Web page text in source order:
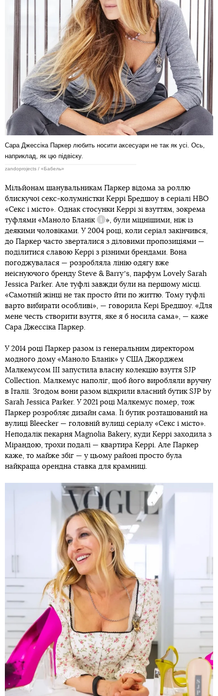
Сара Джессіка Паркер любить носити аксесуари не так як усі. Ось,
наприклад, як цю підвіску.
zandoprojects / «Бабель»
Мільйонам шанувальникам Паркер відома за роллю
блискучої секс-колумністки Керрі Бредшоу в серіалі HBO
«Секс і місто». Однак стосунки Керрі зі взуттям, зокрема
туфлями «Маноло Бланік
Довідка
», були міцнішими, ніж із
деякими чоловіками. У 2004 році, коли серіал закінчився,
до Паркер часто зверталися з діловими пропозиціями —
поділитися славою Керрі з різними брендами. Вона
погоджувалася — розробляла лінію одягу вже
неіснуючого бренду Steve & Barryʼs, парфум Lovely Sarah
Jessica Parker. Але туфлі завжди були на першому місці.
«Самотній жінці не так просто йти по життю. Тому туфлі
варто вибирати особливі», — говорила Кері Бредшоу. «Для
мене честь створити взуття, яке я б носила сама», — каже
Сара Джессіка Паркер.
У 2014 році Паркер разом із генеральним директором
модного дому «Маноло Бланік» у США Джорджем
Малкемусом III запустила власну колекцію взуття SJP
Collection. Малкемус наполіг, щоб його виробляли вручну
в Італії. Згодом вони разом відкрили власний бутик SJP by
Sarah Jessica Parker. У 2021 році Малкемус помер, тож
Паркер розробляє дизайн сама. Її бутик розташований на
вулиці Bleecker — головній вулиці серіалу «Секс і місто».
Неподалік пекарня Magnolia Bakery, куди Керрі заходила з
Мірандою, трохи подалі — квартира Керрі. Але Паркер
каже, то майже збіг — у цьому районі просто була
найкраща орендна ставка для крамниці.